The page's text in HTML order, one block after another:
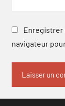
Enregistrer
navigateur